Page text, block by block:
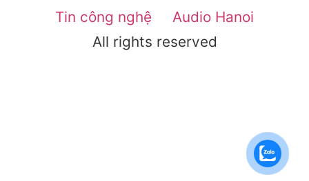
Tin công nghệ
Audio Hanoi
All rights reserved